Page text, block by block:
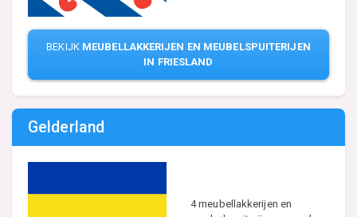
BEKIJK MEUBELLAKKERIJEN EN MEUBELSPUITERIJEN
IN FRIESLAND
Gelderland
4 meubellakkerijen en